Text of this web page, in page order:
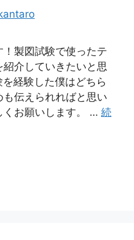
製図試験で使ったテ
介していきたいと思
経験した僕はどちら
伝えられればと思い
くお願いします。 … 続